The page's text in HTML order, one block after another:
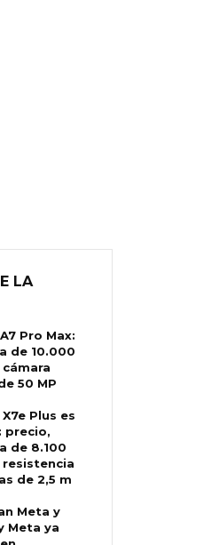
LA
Pro Max:
de 10.000
cámara
50 MP
Plus es
precio,
de 8.100
resistencia
de 2,5 m
Meta y
Meta ya